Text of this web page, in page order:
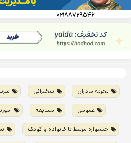
۰۲۱۸۸۷۲۹۵۴۶
تجربه مادران سخنرانی
عمومی مسابقه
جشنواره مرتبط با خانواده و کودک